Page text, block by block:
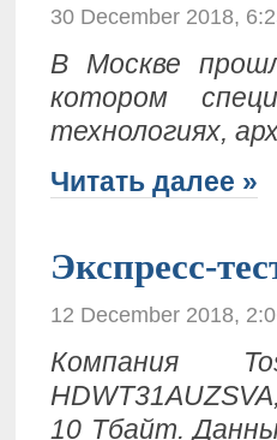
30 December 2018,
В Москве
котором
технологиях,
Читать далее »
Экспресс-
12 December 2018,
Компания
10 Тбайт.